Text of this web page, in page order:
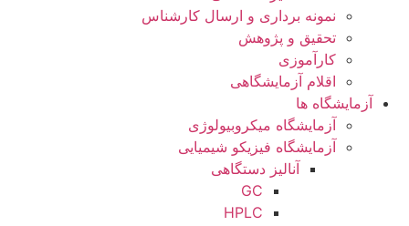
نمونه برداری و ارسال کارشناس
تحقیق و پژوهش
کارآموزی
اقلام آزمایشگاهی
آزمایشگاه ها
آزمایشگاه میکروبیولوژی
آزمایشگاه فیزیکو شیمیایی
آنالیز دستگاهی
GC
HPLC